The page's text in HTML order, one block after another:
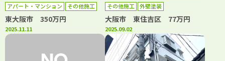
アパート・マンション
その他施工
外壁塗装
屋根塗装
東大阪市 350万円
2025.11.11
その他施工 外壁塗装
大阪市 東住吉区 77万円
2025.09.02